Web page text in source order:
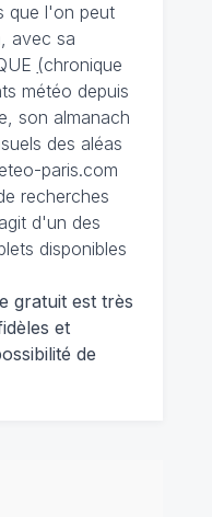
que l'on peut
avec sa
(chronique
météo depuis
son almanach
des aléas
paris.com
recherches
d'un des
disponibles
gratuit est très
et
de